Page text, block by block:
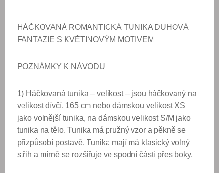
HÁČKOVANÁ ROMANTICKÁ TUNIKA DUHOVÁ
FANTAZIE S KVĚTINOVÝM MOTIVEM
POZNÁMKY K NÁVODU
1) Háčkovaná tunika – velikost – jsou háčkovaný na
velikost dívčí, 165 cm nebo dámskou velikost XS
jako volnější tunika, na dámskou velikost S/M jako
tunika na tělo. Tunika má pružný vzor a pěkně se
přizpůsobí postavě. Tunika mají má klasický volný
střih a mírně se rozšiřuje ve spodní části přes boky.